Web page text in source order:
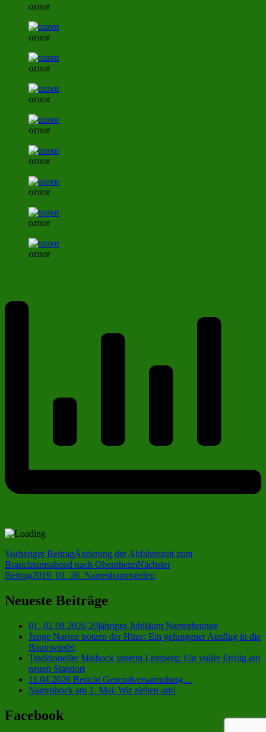
oznor
oznor
oznor
oznor
oznor
oznor
oznor
oznor
oznor
Beitragsnavigation
Vorheriger BeitragÄnderung der Abfahrtszeit zum
Brauchtumsabend nach ObernheimNächster
Beitrag2019_01_26_Narrenbaumstellen
Neueste Beiträge
01.-02.08.2026 20jähriges Jubiläum Narrenbrunne
Junge Narren trotzen der Hitze: Ein gelungener Ausflug in die
Baumwipfel
Traditioneller Maihock unterm Lemberg: Ein voller Erfolg am
neuen Standort
11.04.2026 Bericht Generalversammlung…
Narrenhock am 1. Mai: Wir ziehen um!
Facebook